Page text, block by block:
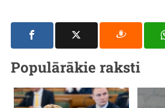
Populārākie raksti